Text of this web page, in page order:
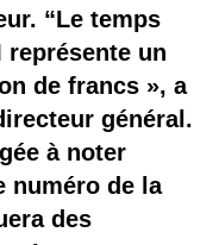
“Le temps
représente un
de francs », a
général.
à noter
numéro de la
des